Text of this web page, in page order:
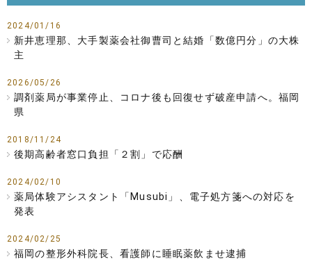
2024/01/16
新井恵理那、大手製薬会社御曹司と結婚「数億円分」の大株
主
2026/05/26
調剤薬局が事業停止、コロナ後も回復せず破産申請へ。福岡
県
2018/11/24
後期高齢者窓口負担「２割」で応酬
2024/02/10
薬局体験アシスタント「Musubi」、電子処方箋への対応を
発表
2024/02/25
福岡の整形外科院長、看護師に睡眠薬飲ませ逮捕